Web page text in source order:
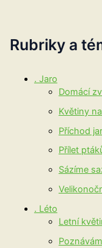
Rubriky a
. Jaro
Domácí
Květiny
Příchod
Přílet
Sázíme
. Léto
Letní